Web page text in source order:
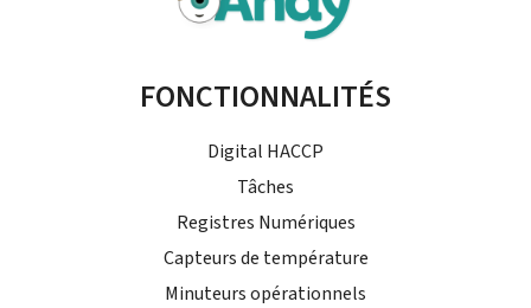
FONCTIONNALITÉS
Digital HACCP
Tâches
Registres Numériques
Capteurs de température
Minuteurs opérationnels